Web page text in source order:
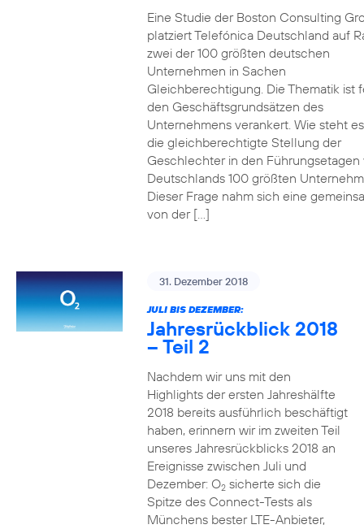
Eine Studie der Boston Consulting
platziert Telefónica Deutschland auf
zwei der 100 größten deutschen
Unternehmen in Sachen
Gleichberechtigung. Die Thematik ist
den Geschäftsgrundsätzen des
Unternehmens verankert. Wie steht
die gleichberechtigte Stellung der
Geschlechter in den Führungsetagen
Deutschlands 100 größten
Dieser Frage nahm sich eine
von der […]
31. Dezember 2018
JULI BIS DEZEMBER:
Jahresrückblick 2018
– Teil 2
Nachdem wir uns mit den
Highlights der ersten Jahreshälfte
2018 bereits ausführlich beschäftigt
haben, erinnern wir im zweiten Teil
unseres Jahresrückblicks 2018 an
Ereignisse zwischen Juli und
Dezember: O2sicherte sich die
Spitze des Connect-Tests als
Münchens bester LTE-Anbieter,